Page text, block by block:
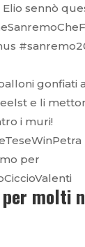
sennò
gonfiati
e li
i muri!
per
molti